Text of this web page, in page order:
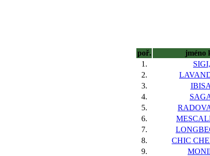
poř.
jméno
1.
2.
3.
4.
5.
6.
7.
8.
CHIC
9.